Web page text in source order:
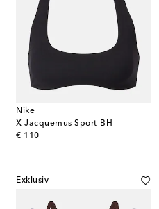
Nike
X Jacquemus Sport-BH
€ 110
original price
Exklusiv